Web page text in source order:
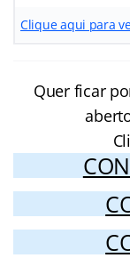
Clique aqui para
Quer ficar